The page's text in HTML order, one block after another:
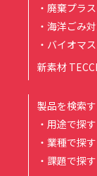
・廃棄プラ
・海洋ごみ
・バイオマ
新素材
製品を検索
・用途で探す
・業種で探す
・課題で探す